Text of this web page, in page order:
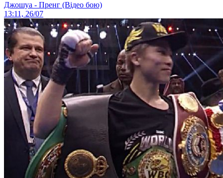
Джошуа - Пренг (Відео бою)
13:11, 26/07